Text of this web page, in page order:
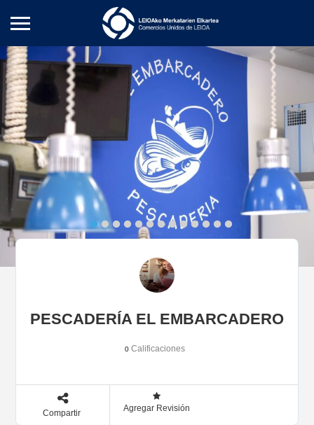
PESCADERÍA EL EMBARCADERO
0 Calificaciones
Compartir Agregar Revisión